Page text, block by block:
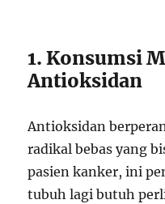
1. Konsumsi
Antioksidan
Antioksidan
radikal bebas yang
pasien kanker, ini
tubuh lagi butuh